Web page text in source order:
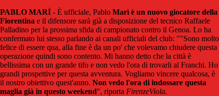
PABLO MARÍ - È ufficiale, Pablo Marì è un nuovo giocatore della
Fiorentina e il difensore sarà già a disposizione del tecnico Raffaele
Palladino per la prossima sfida di campionato contro il Genoa. Lo ha
confermato lui stesso parlando ai canali ufficiali del club: ""Sono molto
felice di essere qua, alla fine è da un po' che volevamo chiudere questa
operazione quindi sono contento. Mi hanno detto che la città è
bellissima con un grande tifo e non vedo l'ora di trovarli al Franchi. Ho
grandi prospettive per questa avventura. Vogliamo vincere qualcosa, è
il nostro obiettivo quest'anno. Non vedo l'ora di indossare questa
maglia già in questo weekend", riporta FirenzeViola.